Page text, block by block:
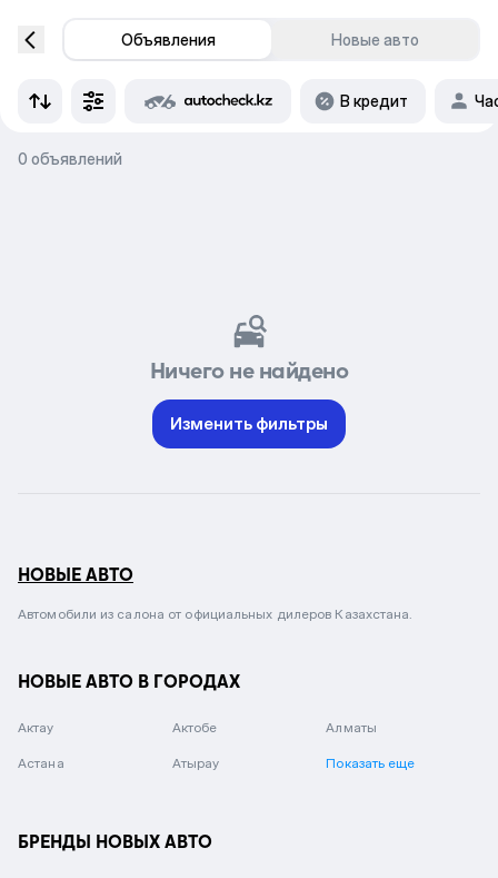
Объявления Новые авто
В кредит
0 объявлений
Ничего не найдено
Изменить фильтры
НОВЫЕ АВТО
Автомобили из салона от официальных дилеров Казахстана.
НОВЫЕ АВТО В ГОРОДАХ
Актау Актобе Алматы
Астана Атырау Показать еще
БРЕНДЫ НОВЫХ АВТО